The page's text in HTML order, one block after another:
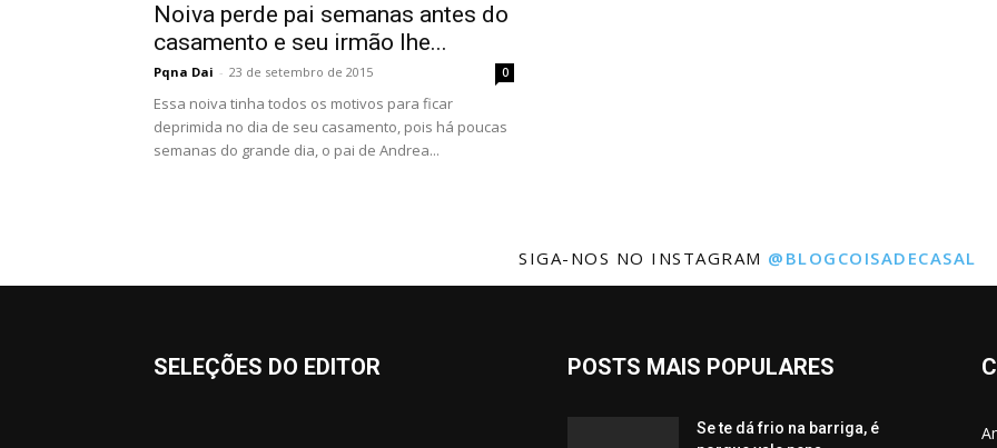
Noiva perde pai semanas antes do
casamento e seu irmão lhe...
Pqna Dai - 23 de setembro de 2015 0
Essa noiva tinha todos os motivos para ficar
deprimida no dia de seu casamento, pois há poucas
semanas do grande dia, o pai de Andrea...
SIGA-NOS NO INSTAGRAM @BLOGCOISADECASAL
SELEÇÕES DO EDITOR POSTS MAIS POPULARES
Se te dá frio na barriga, é